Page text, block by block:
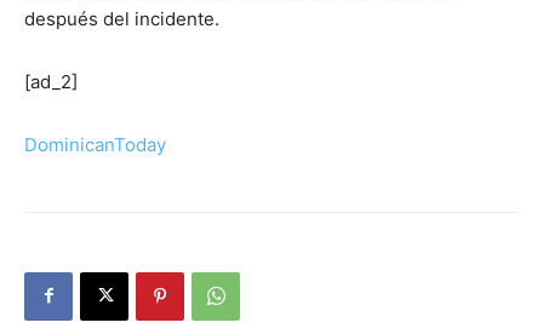
después del incidente.
[ad_2]
DominicanToday